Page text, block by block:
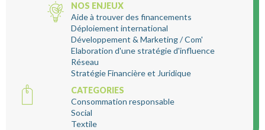
NOS ENJEUX
Aide à trouver des financements
Déploiement international
Développement & Marketing / Com'
Elaboration d'une stratégie d'influence
Réseau
Stratégie Financière et Juridique
CATEGORIES
Consommation responsable
Social
Textile